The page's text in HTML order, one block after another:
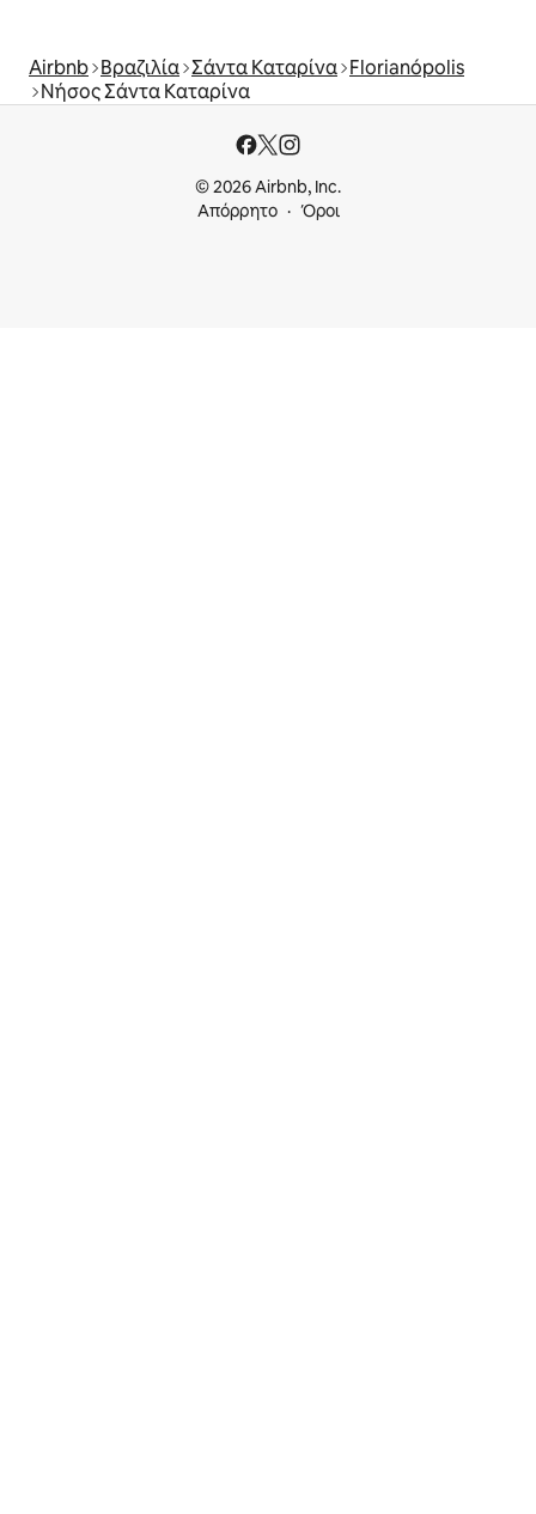
Airbnb Βραζιλία Σάντα Καταρίνα Florianópolis
Νήσος Σάντα Καταρίνα
© 2026 Airbnb, Inc.
Απόρρητο
Όροι